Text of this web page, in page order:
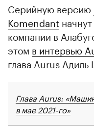
Серийную версию
Komendant
компании в
этом в интервью
глава Aurus Адиль
Глава Aurus:
в мае 2021-го»